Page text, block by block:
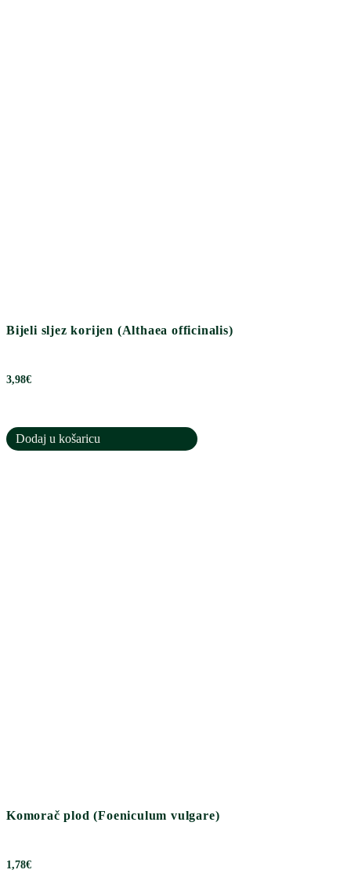
Bijeli sljez korijen (Althaea officinalis)
3,98€
Dodaj u košaricu
Komorač plod (Foeniculum vulgare)
1,78€